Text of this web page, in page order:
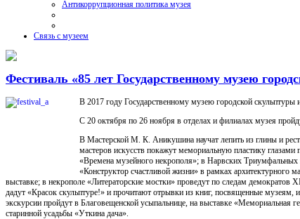
Антикоррупционная политика музея
Связь с музеем
Фестиваль «85 лет Государственному музею
В 2017 году Государственному музею городской скульптуры
С 20 октября по 26 ноября в отделах и филиалах музея
В Мастерской М. К. Аникушина научат лепить из глины и
мастеров искусств покажут мемориальную пластику глазами
«Времена музейного некрополя»; в Нарвских Триумфальных
«Конструктор счастливой жизни» в рамках архитектурного
выставке; в некрополе «Литераторские мостки» проведут по следам
дадут «Красок скульптуре!» и прочитают отрывки из книг, посвященные музеям,
экскурсии пройдут в Благовещенской усыпальнице, на выставке «Мемориальная
старинной усадьбы «Уткина дача».